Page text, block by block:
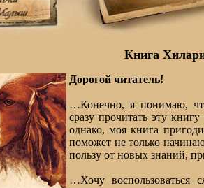
Книга
Дорогой читатель!
…Конечно, я понимаю, что
сразу прочитать эту
однако, моя книга
поможет не только
пользу от новых знаний,
…Хочу воспользоваться